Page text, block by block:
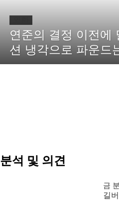
연준의 결정 이전에
션 냉각으로 파운드
분석 및 의견
금
길